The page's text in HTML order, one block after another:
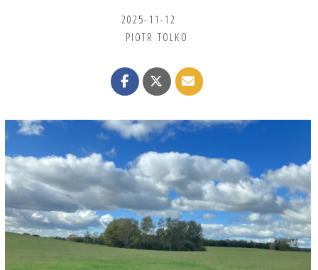
2025-11-12
PIOTR TOLKO